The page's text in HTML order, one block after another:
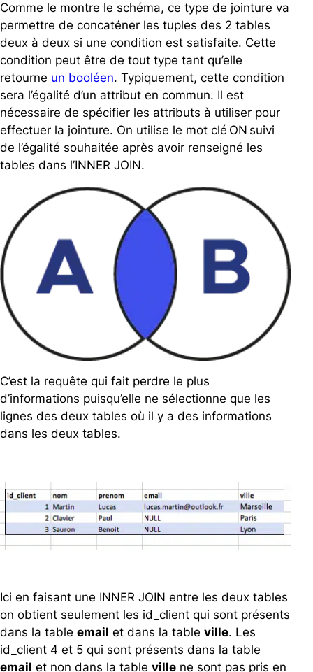
Comme le montre le schéma, ce type de jointure va
permettre de concaténer les tuples des 2 tables
deux à deux si une condition est satisfaite. Cette
condition peut être de tout type tant qu’elle
retourne un booléen. Typiquement, cette condition
sera l’égalité d’un attribut en commun. Il est
nécessaire de spécifier les attributs à utiliser pour
effectuer la jointure. On utilise le mot clé ON suivi
de l’égalité souhaitée après avoir renseigné les
tables dans l’INNER JOIN.
C’est la requête qui fait perdre le plus
d’informations puisqu’elle ne sélectionne que les
lignes des deux tables où il y a des informations
dans les deux tables.
Ici en faisant une INNER JOIN entre les deux tables
on obtient seulement les id_client qui sont présents
dans la table email et dans la table ville. Les
id_client 4 et 5 qui sont présents dans la table
email et non dans la table ville ne sont pas pris en